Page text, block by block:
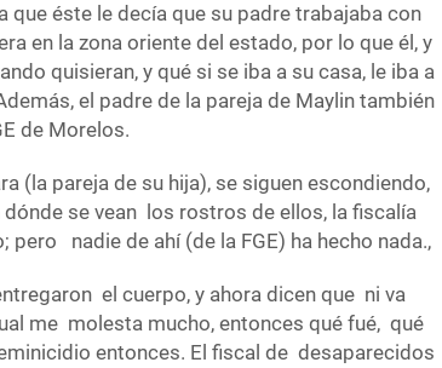
que éste le decía que su padre trabajaba con
en la zona oriente del estado, por lo que él, y
quisieran, y qué si se iba a su casa, le iba a
el padre de la pareja de Maylin también
de Morelos.
(la pareja de su hija), se siguen escondiendo,
dónde se vean los rostros de ellos, la fiscalía
nadie de ahí (de la FGE) ha hecho nada.,
el cuerpo, y ahora dicen que ni va
me molesta mucho, entonces qué fué, qué
entonces. El fiscal de desaparecidos